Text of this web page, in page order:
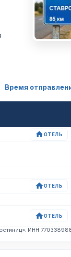
Время
ОТЕЛЬ
ОТЕЛЬ
ОТЕЛЬ
ИНН